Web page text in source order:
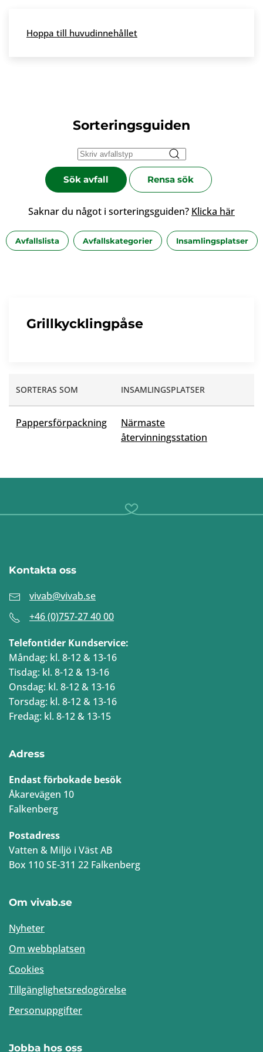
Skip to main content
Hoppa till huvudinnehållet
Sorteringsguiden
Sök avfall Rensa sök
Saknar du något i sorteringsguiden? Klicka här
Avfallslista Avfallskategorier Insamlingsplatser
Grillkycklingpåse
SORTERAS SOM INSAMLINGSPLATSER
Pappersförpackning
Närmaste
återvinningsstation
Kontakta oss
vivab@vivab.se
+46 (0)757-27 40 00
Telefontider Kundservice:
Måndag: kl. 8-12 & 13-16
Tisdag: kl. 8-12 & 13-16
Onsdag: kl. 8-12 & 13-16
Torsdag: kl. 8-12 & 13-16
Fredag: kl. 8-12 & 13-15
Adress
Endast förbokade besök
Åkarevägen 10
Falkenberg
Postadress
Vatten & Miljö i Väst AB
Box 110 SE-311 22 Falkenberg
Om vivab.se
Nyheter
Om webbplatsen
Cookies
Tillgänglighetsredogörelse
Personuppgifter
Jobba hos oss